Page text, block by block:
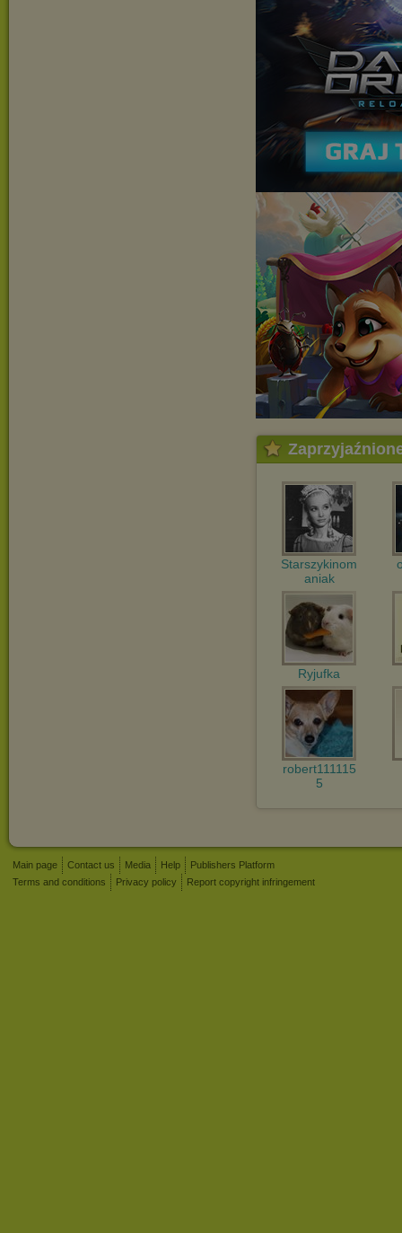
Starszykinom
aniak
Ryjufka
robert111115
5
Main page Contact us Media Help
Publishers Platform
Terms and conditions
Privacy policy Report copyright infringement